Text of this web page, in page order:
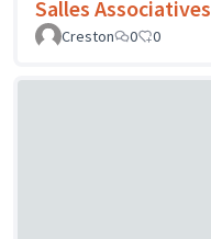
Salles Associatives
Creston
0 0